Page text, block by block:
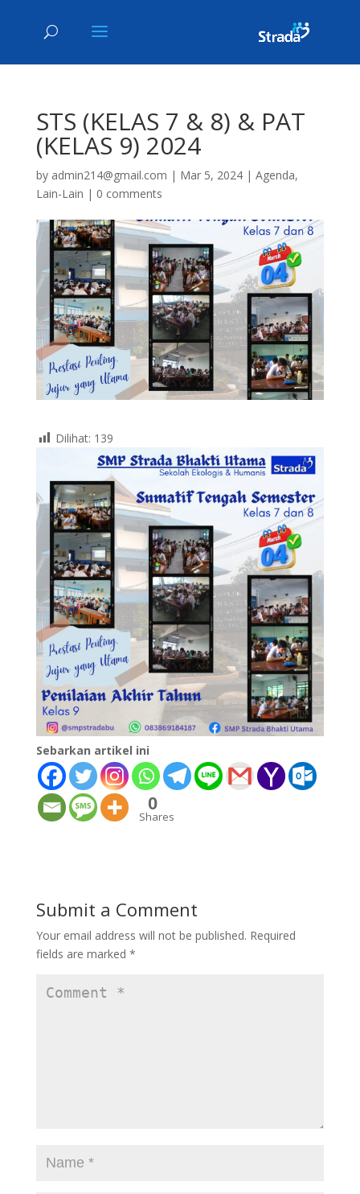
STS (KELAS 7 & 8) & PAT
(KELAS 9) 2024
by admin214@gmail.com | Mar 5, 2024| Agenda,
Lain-Lain | 0 comments
Dilihat: 139
Sebarkan artikel ini
0
Shares
Submit a Comment
Your email address will not be published. Required
fields are marked *